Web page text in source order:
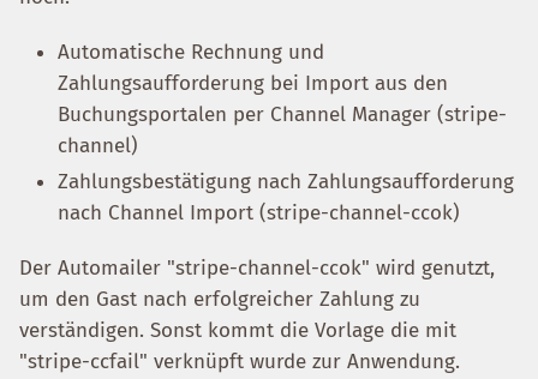
Automatische Rechnung und
Zahlungsaufforderung bei Import aus den
Buchungsportalen per Channel Manager (stripe-
channel)
Zahlungsbestätigung nach Zahlungsaufforderung
nach Channel Import (stripe-channel-ccok)
Der Automailer "stripe-channel-ccok" wird genutzt,
um den Gast nach erfolgreicher Zahlung zu
verständigen. Sonst kommt die Vorlage die mit
"stripe-ccfail" verknüpft wurde zur Anwendung.